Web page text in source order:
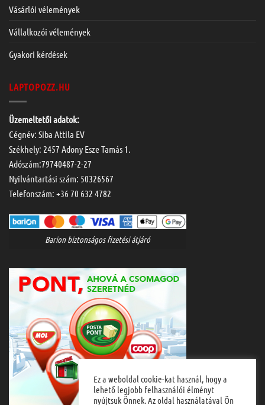
Vásárlói vélemények
Vállalkozói vélemények
Gyakori kérdések
LAPTOPOZZ.HU
Üzemeltetői adatok:
Cégnév: Siba Attila EV
Székhely: 2457 Adony Esze Tamás 1.
Adószám:79740487-2-27
Nyilvántartási szám: 50326567
Telefonszám: +36 70 632 4782
Barion biztonságos fizetési átjáró
Ez a weboldal cookie-kat használ, hogy a
lehető legjobb felhasználói élményt
nyújtsuk Önnek. Az oldal használatával Ön